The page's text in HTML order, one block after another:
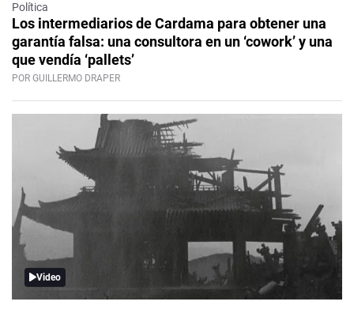
Política
Los intermediarios de Cardama para obtener una
garantía falsa: una consultora en un ‘cowork’ y una
que vendía ‘pallets’
POR GUILLERMO DRAPER
Video